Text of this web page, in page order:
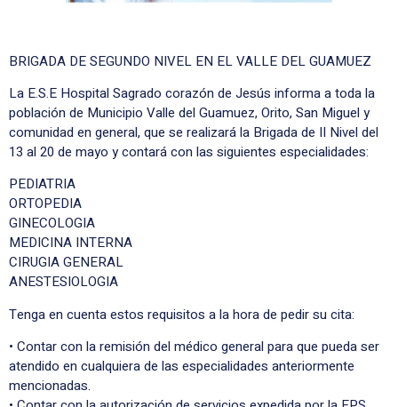
BRIGADA DE SEGUNDO NIVEL EN EL VALLE DEL GUAMUEZ
La E.S.E Hospital Sagrado corazón de Jesús informa a toda la
población de Municipio Valle del Guamuez, Orito, San Miguel y
comunidad en general, que se realizará la Brigada de II Nivel del
13 al 20 de mayo y contará con las siguientes especialidades:
PEDIATRIA
ORTOPEDIA
GINECOLOGIA
MEDICINA INTERNA
CIRUGIA GENERAL
ANESTESIOLOGIA
Tenga en cuenta estos requisitos a la hora de pedir su cita:
• Contar con la remisión del médico general para que pueda ser
atendido en cualquiera de las especialidades anteriormente
mencionadas.